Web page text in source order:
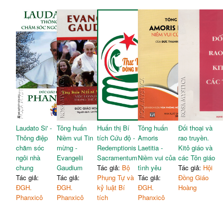
Laudato Si' -
Thông điệp
chăm sóc
ngôi nhà
chung
Tác giả:
ĐGH.
Phanxicô
Tông huấn
Niềm vui Tin
mừng -
Evangelii
Gaudium
Tác giả:
ĐGH.
Phanxicô
Huấn thị Bí
tích Cứu độ -
Redemptionis
Sacramentum
Tác giả: Bộ
Phụng Tự và
kỷ luật Bí
tích
Tông huấn
Amoris
Laetitia -
Niềm vui của
tình yêu
Tác giả:
ĐGH.
Phanxicô
Đối thoại và
rao truyền.
Kitô giáo và
các Tôn giáo
Tác giả: Hội
Đồng Giáo
Hoàng